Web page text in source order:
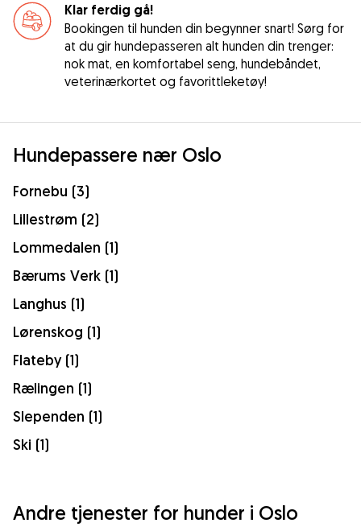
Klar ferdig gå!
Bookingen til hunden din begynner snart! Sørg for
at du gir hundepasseren alt hunden din trenger:
nok mat, en komfortabel seng, hundebåndet,
veterinærkortet og favorittleketøy!
Hundepassere nær Oslo
Fornebu (3)
Lillestrøm (2)
Lommedalen (1)
Bærums Verk (1)
Langhus (1)
Lørenskog (1)
Flateby (1)
Rælingen (1)
Slependen (1)
Ski (1)
Andre tjenester for hunder i Oslo